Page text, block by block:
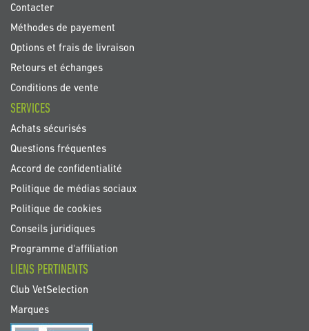
Contacter
Méthodes de payement
Options et frais de livraison
Retours et échanges
Conditions de vente
SERVICES
Achats sécurisés
Questions fréquentes
Accord de confidentialité
Politique de médias sociaux
Politique de cookies
Conseils juridiques
Programme d'affiliation
LIENS PERTINENTS
Club VetSelection
Marques